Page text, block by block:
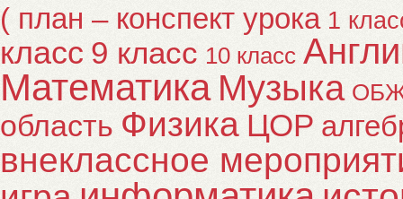
( план – конспект урока 1
класс 9 класс 10 класс
Математика Музыка
область Физика ЦОР
внеклассное